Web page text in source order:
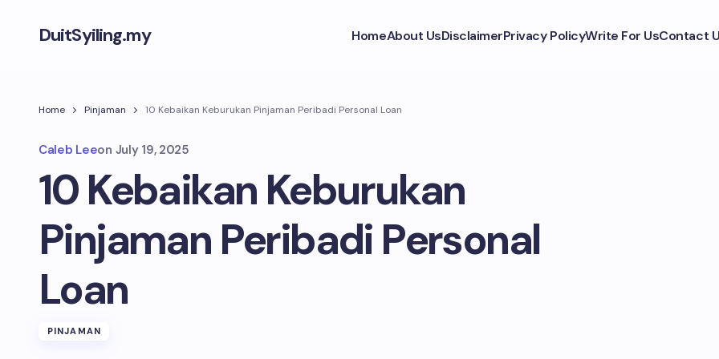
DuitSyiling.my HomeAbout UsDisclaimerPrivacy PolicyWrite For UsContact
Home Pinjaman 10 Kebaikan Keburukan Pinjaman Peribadi Personal Loan
Caleb Leeon July 19, 2025
10 Kebaikan Keburukan
Pinjaman Peribadi Personal
Loan
PINJAMAN